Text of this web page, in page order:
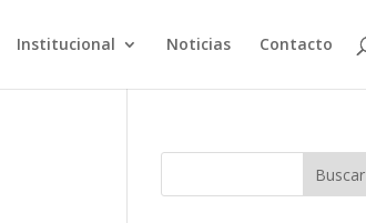
Institucional Noticias Contacto
Buscar